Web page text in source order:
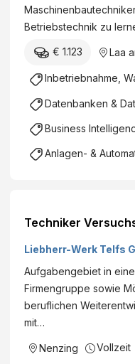
Betriebstechnik zu
€ 1.123 Laa
Inbetriebnahme,
Datenbanken &
Business
Anlagen- &
Techniker
Liebherr-Werk Telfs
Aufgabengebiet in
Firmengruppe sowie
beruflichen
mit…
Nenzing Vollzeit